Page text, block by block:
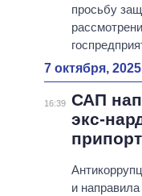
просьбу
7 октября, 2025
16:39 САП
экс-
и